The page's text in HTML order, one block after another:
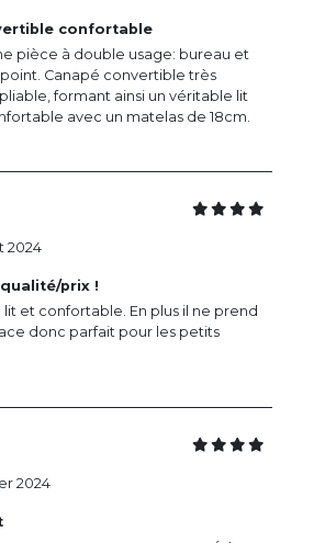
confortable
pièce à double usage: bureau et
Canapé convertible très
formant ainsi un véritable lit
avec un matelas de 18cm.
prix !
et confortable. En plus il ne prend
donc parfait pour les petits
2024
2024